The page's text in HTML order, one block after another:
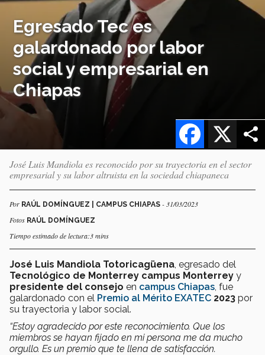
Egresado Tec es
galardonado por labor
social y empresarial en
Chiapas
X
Facebook
José Luis Mandiola es reconocido por su trayectoria en el sector
empresarial y su labor altruista en la sociedad chiapaneca
Por RAÚL DOMÍNGUEZ | CAMPUS CHIAPAS - 31/03/2023
Fotos RAÚL DOMÍNGUEZ
Tiempo estimado de lectura:3 mins
José Luis Mandiola Totoricagüena , egresado del
Tecnológico de Monterrey campus Monterrey y
presidente del consejo en campus Chiapas , fue
galardonado con el Premio al Mérito EXATEC 2023 por
su trayectoria y labor social.
“Estoy agradecido por este reconocimiento. Que los
miembros se hayan fijado en mi persona me da mucho
orgullo. Es un premio que te llena de satisfacción.